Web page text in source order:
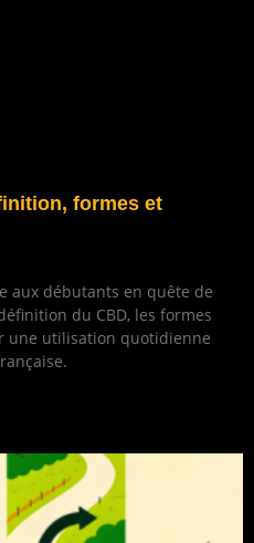
formes et
aux débutants en quête de
du CBD, les formes
une utilisation quotidienne